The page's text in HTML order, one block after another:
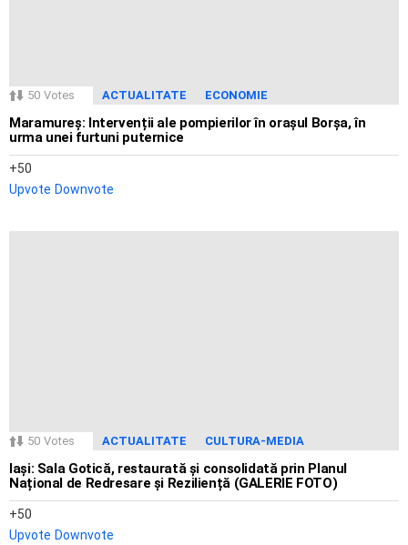
50 Votes ACTUALITATE ECONOMIE
Maramureș: Intervenții ale pompierilor în orașul Borșa, în
urma unei furtuni puternice
50
Upvote Downvote
50 Votes ACTUALITATE CULTURA-MEDIA
Iași: Sala Gotică, restaurată și consolidată prin Planul
Național de Redresare și Reziliență (GALERIE FOTO)
50
Upvote Downvote